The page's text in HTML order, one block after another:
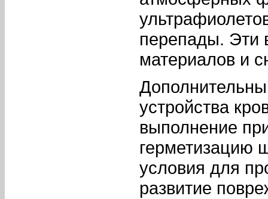
перепады. Эти
материалов и
устройства
выполнение
герметизацию
условия для
развитие